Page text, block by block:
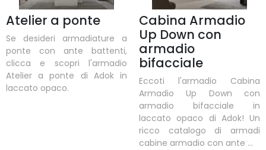
Atelier a ponte
Se desideri armadiature a
ponte con ante battenti,
clicca e scopri l'armadio
Atelier a ponte di Adok in
laccato opaco.
Cabina Armadio
Up Down con
armadio
bifacciale
Eccoti l'armadio Cabina
Armadio Up Down con
armadio bifacciale in
laccato opaco di Adok! Un
ricco catalogo di armadi
cabine armadio con ante ...